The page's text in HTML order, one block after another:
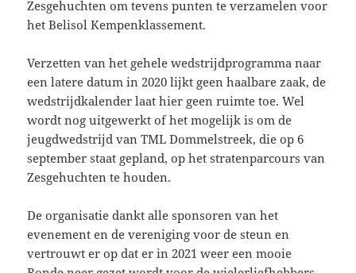
Zesgehuchten om tevens punten te verzamelen voor
het Belisol Kempenklassement.
Verzetten van het gehele wedstrijdprogramma naar
een latere datum in 2020 lijkt geen haalbare zaak, de
wedstrijdkalender laat hier geen ruimte toe. Wel
wordt nog uitgewerkt of het mogelijk is om de
jeugdwedstrijd van TML Dommelstreek, die op 6
september staat gepland, op het stratenparcours van
Zesgehuchten te houden.
De organisatie dankt alle sponsoren van het
evenement en de vereniging voor de steun en
vertrouwt er op dat er in 2021 weer een mooie